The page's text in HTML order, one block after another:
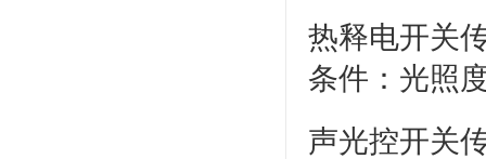
热释电开关
条件：光照
声光控开关